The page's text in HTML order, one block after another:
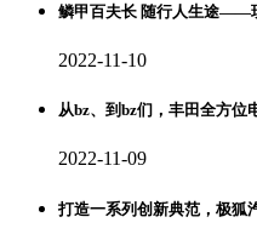
鳞甲百夫长 随行人生途——
2022-11-10
从bz、到bz们，丰田全方位
2022-11-09
打造一系列创新典范，极狐